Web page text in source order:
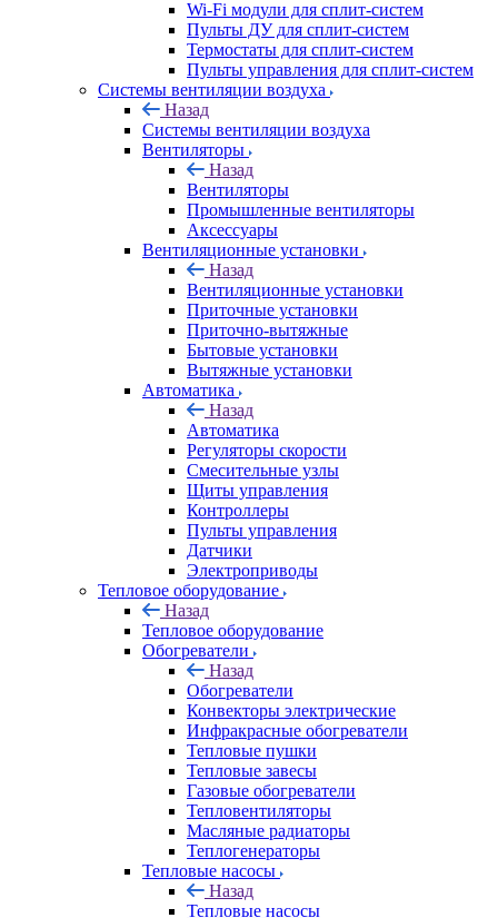
Wi-Fi модули для сплит-систем
Пульты ДУ для сплит-систем
Термостаты для сплит-систем
Пульты управления для сплит-систем
Системы вентиляции воздуха
Назад
Системы вентиляции воздуха
Вентиляторы
Назад
Вентиляторы
Промышленные вентиляторы
Аксессуары
Вентиляционные установки
Назад
Вентиляционные установки
Приточные установки
Приточно-вытяжные
Бытовые установки
Вытяжные установки
Автоматика
Назад
Автоматика
Регуляторы скорости
Смесительные узлы
Щиты управления
Контроллеры
Пульты управления
Датчики
Электроприводы
Тепловое оборудование
Назад
Тепловое оборудование
Обогреватели
Назад
Обогреватели
Конвекторы электрические
Инфракрасные обогреватели
Тепловые пушки
Тепловые завесы
Газовые обогреватели
Тепловентиляторы
Масляные радиаторы
Теплогенераторы
Тепловые насосы
Назад
Тепловые насосы